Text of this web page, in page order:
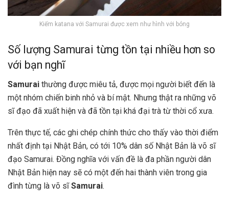
Kiếm katana với Samurai được xem như hình với bóng
Số lượng Samurai từng tồn tại nhiều hơn so
với bạn nghĩ
Samurai thường được miêu tả, được mọi người biết đến là
một nhóm chiến binh nhỏ và bí mật. Nhưng thật ra những võ
sĩ đạo đã xuất hiện và đã tồn tại khá đại trà từ thời cổ xưa.
Trên thực tế, các ghi chép chính thức cho thấy vào thời điểm
nhất định tại Nhật Bản, có tới 10% dân số Nhật Bản là võ sĩ
đạo Samurai. Đồng nghĩa với vấn đề là đa phần người dân
Nhật Bản hiện nay sẽ có một đến hai thành viên trong gia
đình từng là võ sĩSamurai.